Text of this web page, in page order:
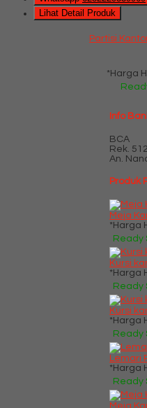
Lihat Detail Produk
Partisi
*Harga
Info
BCA
Rek.
An.
Produk
Meja
*Harga
Ready
Kursi
*Harga
Ready
Kursi
*Harga
Ready
Lemari
*Harga
Ready
Meja